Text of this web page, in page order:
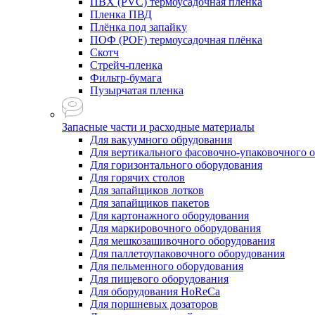
Пленка ПВД
Плёнка под запайку
ПОФ (POF) термоусадочная плёнка
Скотч
Стрейч-пленка
Фильтр-бумага
Пузырчатая пленка
Запасные части и расходные материалы
Для вакуумного обрудования
Для вертикального фасовочно-упаковочного
Для горизонтального оборудования
Для горячих столов
Для запайщиков лотков
Для запайщиков пакетов
Для картонажного оборудования
Для маркировочного оборудования
Для мешкозашивочного оборудования
Для паллетоупаковочного оборудования
Для пельменного оборудования
Для пищевого оборудования
Для оборудования HoReCa
Для поршневых дозаторов